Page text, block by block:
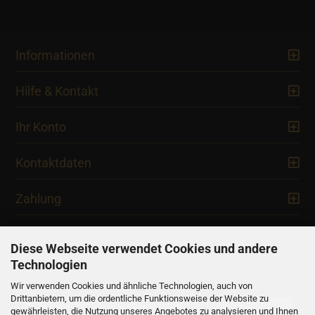
Diese Webseite verwendet Cookies und andere
Technologien
Wir verwenden Cookies und ähnliche Technologien, auch von
Drittanbietern, um die ordentliche Funktionsweise der Website zu
gewährleisten, die Nutzung unseres Angebotes zu analysieren und Ihnen
Informationen
Hilfe & Kontakt
Ihr Konto
Kontaktdaten
Zahlung
Newsletter